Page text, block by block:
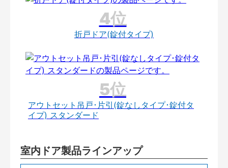
折戸ドア(錠付タイプ)
アウトセット吊戸･片引(錠なしタイプ･錠付タ
イプ) スタンダード
室内ドア製品ラインアップ